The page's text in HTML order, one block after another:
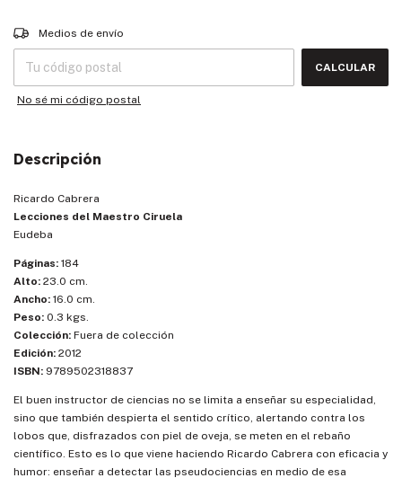
Entregas para el CP:
Medios de envío
CALCULAR
No sé mi código postal
Descripción
Ricardo Cabrera
Lecciones del Maestro Ciruela
Eudeba
Páginas: 184
Alto: 23.0 cm.
Ancho: 16.0 cm.
Peso: 0.3 kgs.
Colección: Fuera de colección
Edición: 2012
ISBN: 9789502318837
El buen instructor de ciencias no se limita a enseñar su especialidad,
sino que también despierta el sentido crítico, alertando contra los
lobos que, disfrazados con piel de oveja, se meten en el rebaño
científico. Esto es lo que viene haciendo Ricardo Cabrera con eficacia y
humor: enseñar a detectar las pseudociencias en medio de esa